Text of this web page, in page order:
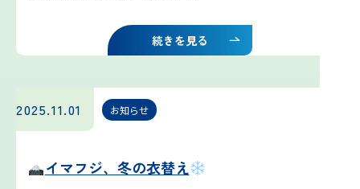
イマフジプロジェクト
雷プロジェクト
続きを見る
2025.11.01 お知らせ
イマフジ、冬の衣替え